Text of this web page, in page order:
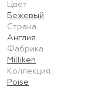
Цвет
Бежевый
Страна
Англия
Фабрика
Milliken
Коллекция
Poise